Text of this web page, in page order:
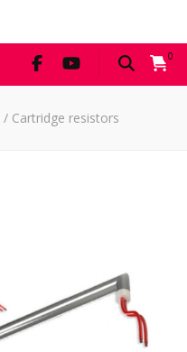
0
/ Cartridge resistors